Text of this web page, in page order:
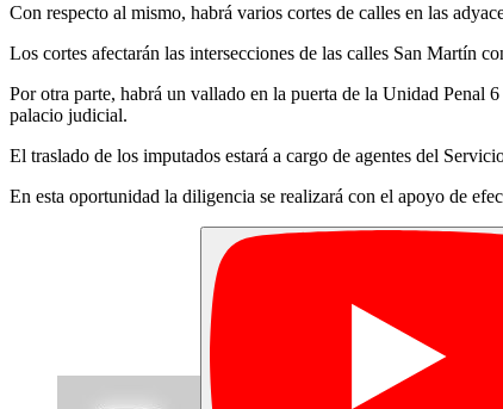
Con respecto al mismo, habrá varios cortes de calles en las
Los cortes afectarán las intersecciones de las calles San
Por otra parte, habrá un vallado en la puerta de la Unidad Penal
palacio judicial.
El traslado de los imputados estará a cargo de agentes del
En esta oportunidad la diligencia se realizará con el apoyo de